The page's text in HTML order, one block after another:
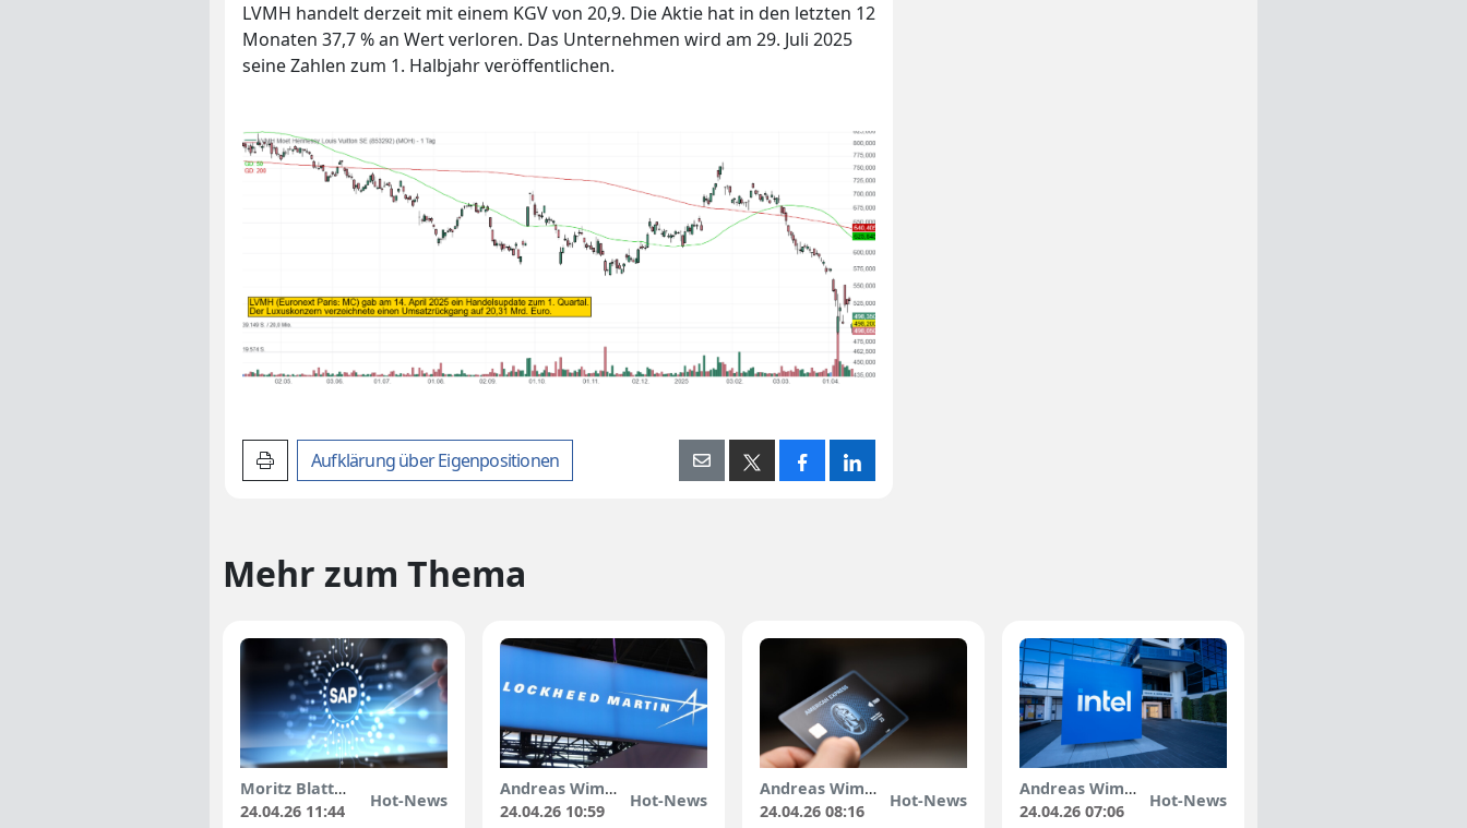
LVMH handelt derzeit mit einem KGV von 20,9. Die Aktie hat in den letzten 12
Monaten 37,7 % an Wert verloren. Das Unternehmen wird am 29. Juli 2025
seine Zahlen zum 1. Halbjahr veröffentlichen.
Artikel drucken
Aufklärung überEigenpositionen
Mehr zum Thema
Moritz Blattmann
24.04.26 11:44
Hot-News
Andreas Wimbauer
24.04.26 10:59
Hot-News
Andreas Wimbauer
24.04.26 08:16
Hot-News
Andreas Wimbauer
24.04.26 07:06
Hot-News